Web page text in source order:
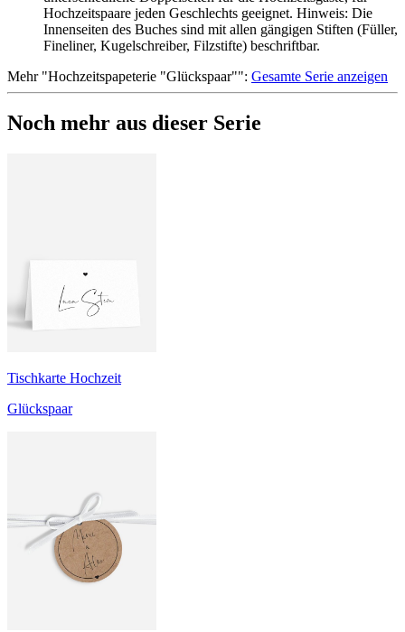
Hochzeitspaare jeden Geschlechts geeignet. Hinweis: Die
Innenseiten des Buches sind mit allen gängigen Stiften (Füller,
Fineliner, Kugelschreiber, Filzstifte) beschriftbar.
Mehr"Hochzeitspapeterie "Glückspaar"": Gesamte Serie anzeigen
Noch mehr aus dieser Serie
Tischkarte Hochzeit
Glückspaar